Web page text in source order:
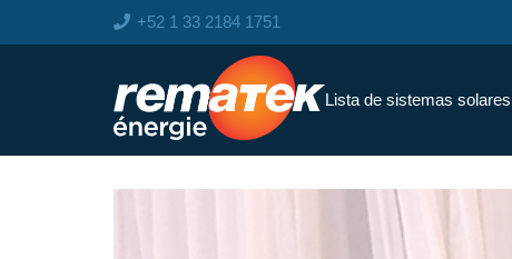
+52 1 33 2184 1751
Lista de sistemas solares